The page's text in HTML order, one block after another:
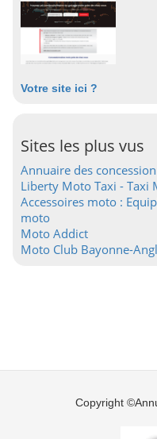
Votre site ici ?
Sites les plus vus
Annuaire des
Liberty Moto Taxi - Taxi
Accessoires moto :
moto
Moto Addict
Moto Club Bayonne-
Copyright